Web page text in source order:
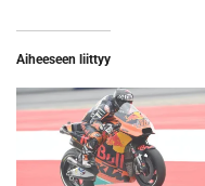
Aiheeseen liittyy